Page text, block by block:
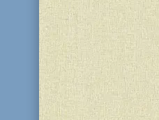
В предыдущих
речь идет о